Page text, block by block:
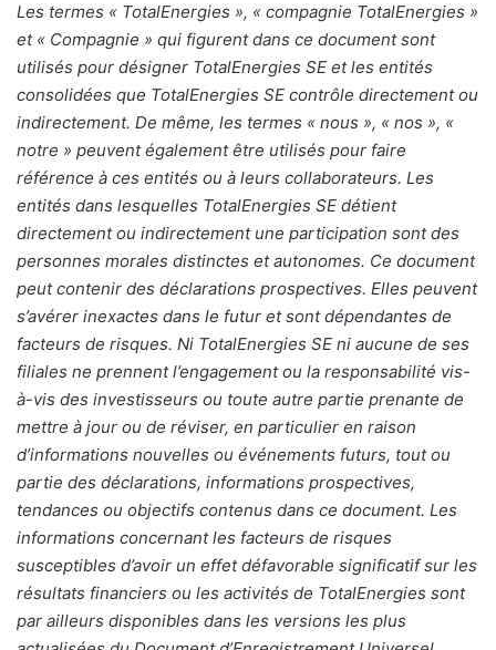
Les termes « TotalEnergies », « compagnie TotalEnergies »
et « Compagnie » qui figurent dans ce document sont
utilisés pour désigner TotalEnergies SE et les entités
consolidées que TotalEnergies SE contrôle directement ou
indirectement. De même, les termes « nous », « nos », «
notre » peuvent également être utilisés pour faire
référence à ces entités ou à leurs collaborateurs. Les
entités dans lesquelles TotalEnergies SE détient
directement ou indirectement une participation sont des
personnes morales distinctes et autonomes. Ce document
peut contenir des déclarations prospectives. Elles peuvent
s’avérer inexactes dans le futur et sont dépendantes de
facteurs de risques. Ni TotalEnergies SE ni aucune de ses
filiales ne prennent l’engagement ou la responsabilité vis-
à-vis des investisseurs ou toute autre partie prenante de
mettre à jour ou de réviser, en particulier en raison
d’informations nouvelles ou événements futurs, tout ou
partie des déclarations, informations prospectives,
tendances ou objectifs contenus dans ce document. Les
informations concernant les facteurs de risques
susceptibles d’avoir un effet défavorable significatif sur les
résultats financiers ou les activités de TotalEnergies sont
par ailleurs disponibles dans les versions les plus